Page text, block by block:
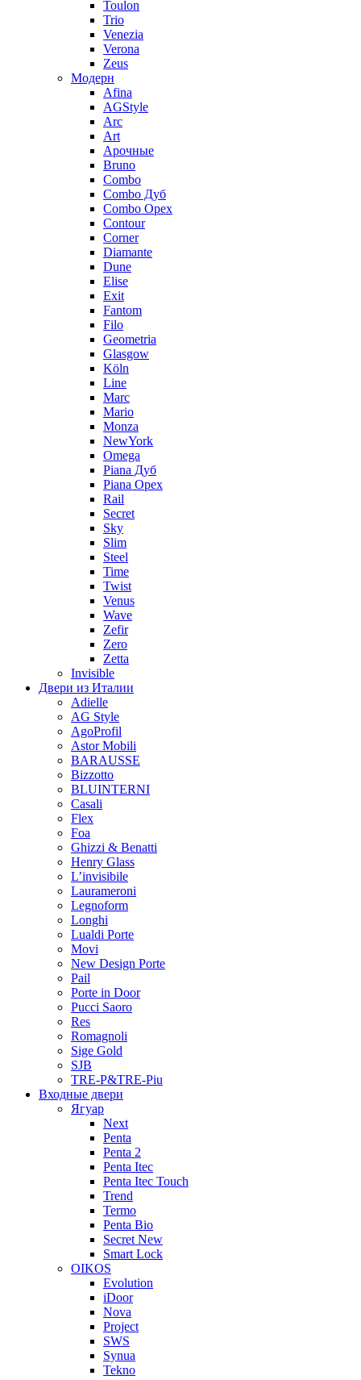
Toulon
Trio
Venezia
Verona
Zeus
Модерн
Afina
AGStyle
Arc
Art
Aрочные
Bruno
Combo
Combo Дуб
Combo Орех
Contour
Corner
Diamante
Dune
Elise
Exit
Fantom
Filo
Geometria
Glasgow
Köln
Line
Marc
Mario
Monza
NewYork
Omega
Piana Дуб
Piana Орех
Rail
Secret
Sky
Slim
Steel
Time
Twist
Venus
Wave
Zefir
Zero
Zetta
Invisible
Двери из Италии
Adielle
AG Style
AgoProfil
Astor Mobili
BARAUSSE
Bizzotto
BLUINTERNI
Casali
Flex
Foa
Ghizzi & Benatti
Henry Glass
L’invisibile
Laurameroni
Legnoform
Longhi
Lualdi Porte
Movi
New Design Porte
Pail
Porte in Door
Pucci Saoro
Res
Romagnoli
Sige Gold
SJB
TRE-P&TRE-Piu
Входные двери
Ягуар
Next
Penta
Penta 2
Penta Itec
Penta Itec Touch
Trend
Termo
Penta Bio
Secret New
Smart Lock
OIKOS
Evolution
iDoor
Nova
Project
SWS
Synua
Tekno